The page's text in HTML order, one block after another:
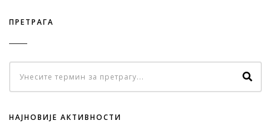
ПРЕТРАГА
НАЈНОВИЈЕ АКТИВНОСТИ